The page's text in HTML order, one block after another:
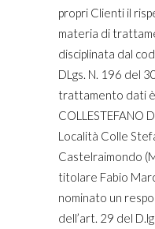
propri Clienti il
materia di
disciplinata dal
DLgs. N. 196 del
trattamento dati
COLLESTEFANO
Località Colle
Castelraimondo
titolare Fabio
nominato un
dell’art. 29 del